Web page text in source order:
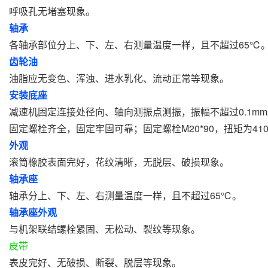
呼吸孔无堵塞现象。
轴承
各轴承部位分上、下、左、右测量温度一样，且不超过65℃。
齿轮油
油脂应无变色、浑浊、进水乳化、流动正常等现象。
安装底座
减速机固定连接处径向、轴向测振点测振，振幅不超过0.1mm
固定螺栓齐全，固定牢固可靠；固定螺栓M20*90，扭矩为
外观
滚筒橡胶表面完好，花纹清晰，无脱层、破损现象。
轴承座
轴承分上、下、左、右测量温度一样，且不超过65℃。
轴承座外观
与机架联结螺栓紧固、无松动、裂纹等现象。
皮带
表皮完好、无破损、断裂、脱层等现象。